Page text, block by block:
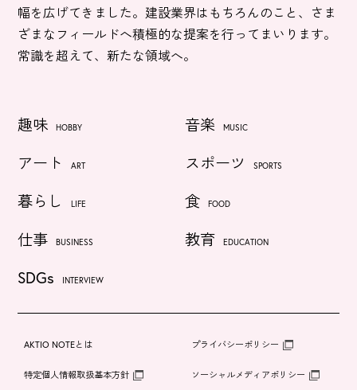
幅を広げてきました。建設業界はもちろんのこと、さま
ざまなフィールドへ積極的な提案を行ってまいります。
常識を超えて、新たな領域へ。
趣味 HOBBY 音楽 MUSIC
アート ART スポーツ SPORTS
暮らし LIFE 食 FOOD
仕事 BUSINESS 教育 EDUCATION
SDGs INTERVIEW
AKTIO NOTEとは プライバシーポリシー
特定個人情報取扱基本方針 ソーシャルメディアポリシー